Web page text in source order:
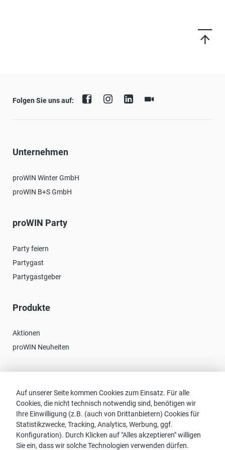
Auf unserer Seite kommen Cookies zum Einsatz. Für alle
Cookies, die nicht technisch notwendig sind, benötigen wir
Ihre Einwilligung (z.B. (auch von Drittanbietern) Cookies für
Statistikzwecke, Tracking, Analytics, Werbung, ggf.
Konfiguration). Durch Klicken auf "Alles akzeptieren" willigen
Sie ein, dass wir solche Technologien verwenden dürfen.
Folgen Sie uns auf:
Unternehmen
proWIN Winter GmbH
proWIN B+S GmbH
proWIN Party
Party feiern
Partygast
Partygastgeber
Produkte
Aktionen
proWIN Neuheiten
Vertriebspartnersuche
Kontakt zu proWIN
Service-FAQ